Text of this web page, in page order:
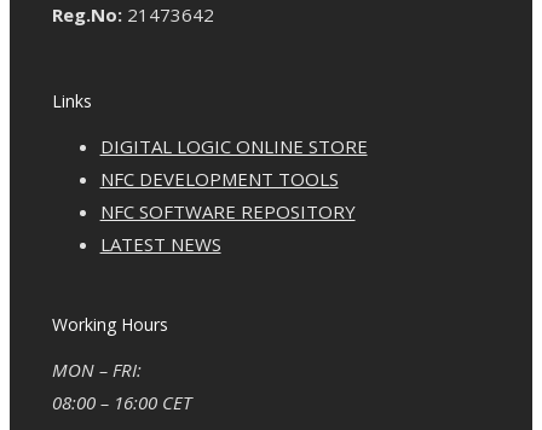
Reg.No:21473642
Links
DIGITAL LOGIC ONLINE STORE
NFC DEVELOPMENT TOOLS
NFC SOFTWARE REPOSITORY
LATEST NEWS
Working Hours
MON – FRI:
08:00 – 16:00 CET